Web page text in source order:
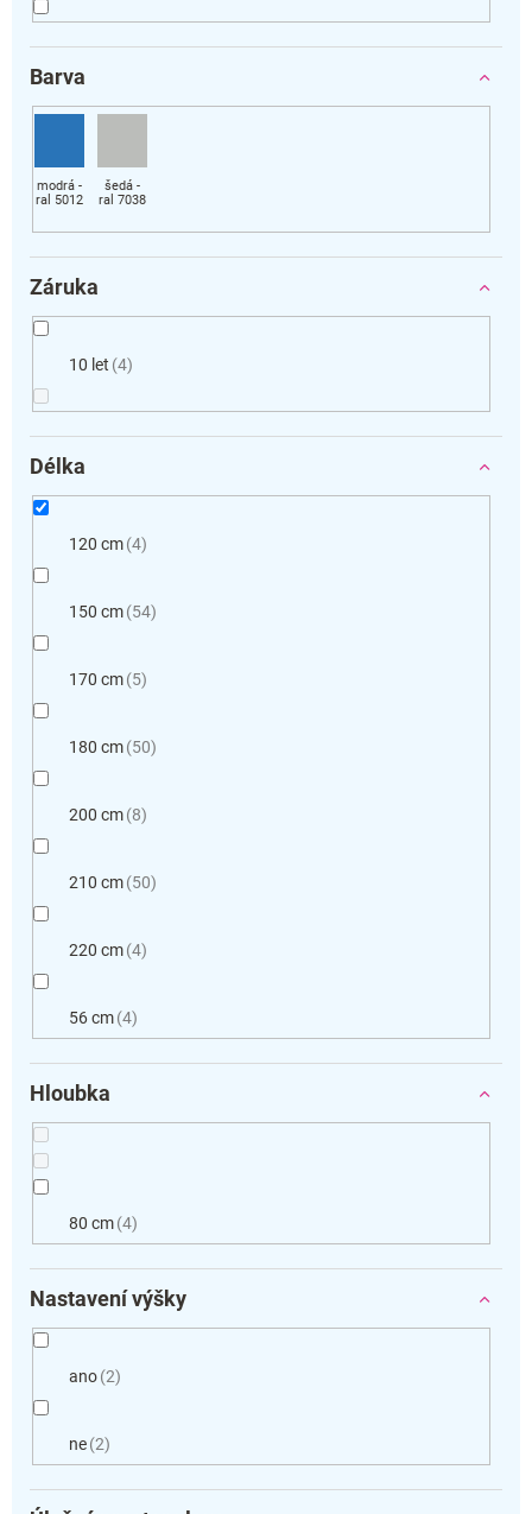
Barva
Záruka
10 let 4
Délka
120 cm 4
150 cm 54
170 cm 5
180 cm 50
200 cm 8
210 cm 50
220 cm 4
56 cm 4
Hloubka
80 cm 4
Nastavení výšky
ano 2
ne 2